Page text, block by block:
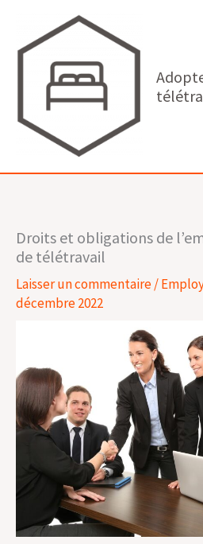
Droits et obligations de
de télétravail
Laisser un commentaire/
décembre 2022